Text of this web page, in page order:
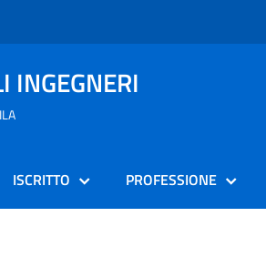
INGEGNERI
ISCRITTO PROFESSIONE